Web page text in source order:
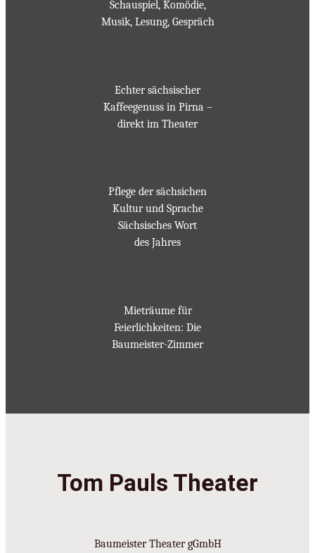
Schauspiel, Komödie,
Musik, Lesung, Gespräch
Echter sächsischer
Kaffeegenuss in Pirna –
direkt im Theater
Pflege der sächsichen
Kultur und Sprache
Sächsisches Wort
des Jahres
Mieträume für
Feierlichkeiten: Die
Baumeister-Zimmer
Tom Pauls Theater
Baumeister Theater gGmbH